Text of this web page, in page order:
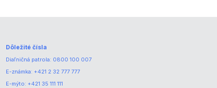
Dôležité čísla
Diaľničná patrola: 0800 100 007
E-známka: +421 2 32 777 777
E-mýto: +421 35 111 111